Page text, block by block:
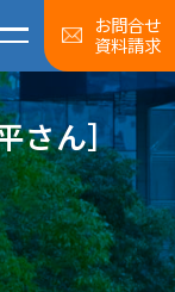
お問合せ
資料請求
さん］